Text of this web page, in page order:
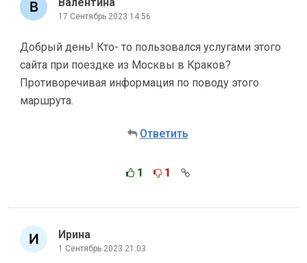
17 Сентябрь 2023 14:56
Добрый день! Кто- то пользовался услугами этого
сайта при поездке из Москвы в Краков?
Противоречивая информация по поводу этого
маршрута.
Ответить
1 1
Ирина
1 Сентябрь 2023 21:03